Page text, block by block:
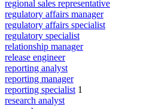
regional sales representative
regulatory affairs manager
regulatory affairs specialist
regulatory specialist
relationship manager
release engineer
reporting analyst
reporting manager
reporting specialist 1
research analyst